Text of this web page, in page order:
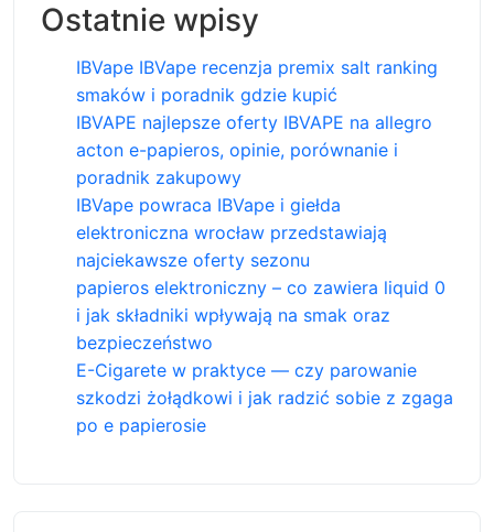
Ostatnie wpisy
IBVape IBVape recenzja premix salt ranking
smaków i poradnik gdzie kupić
IBVAPE najlepsze oferty IBVAPE na allegro
acton e-papieros, opinie, porównanie i
poradnik zakupowy
IBVape powraca IBVape i giełda
elektroniczna wrocław przedstawiają
najciekawsze oferty sezonu
papieros elektroniczny – co zawiera liquid 0
i jak składniki wpływają na smak oraz
bezpieczeństwo
E-Cigarete w praktyce — czy parowanie
szkodzi żołądkowi i jak radzić sobie z zgaga
po e papierosie